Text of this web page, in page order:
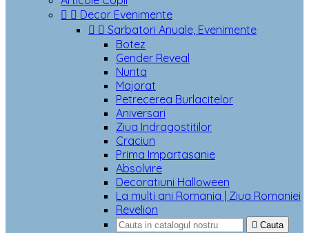
  Decor Evenimente
  Sarbatori Anuale, Evenimente
Botez
Gender Reveal
Nunta
Majorat
Petrecerea Burlacitelor
Aniversari
Ziua Indragostitilor
Craciun
Prima Impartasanie
Absolvire
Decoratiuni Halloween
La multi ani Romania | Ziua Romaniei
Revelion
 Cauta